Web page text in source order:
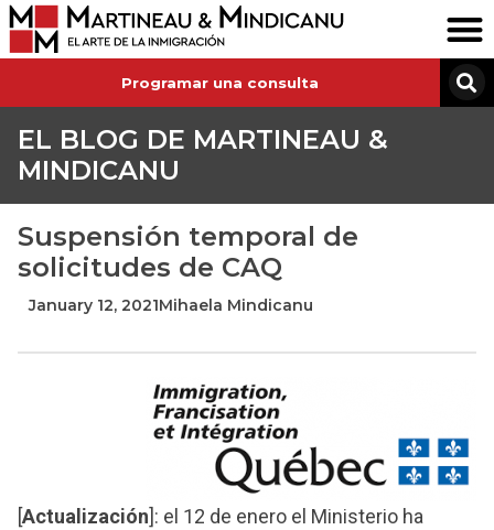
Programar una consulta
EL BLOG DE MARTINEAU &
MINDICANU
Suspensión temporal de
solicitudes de CAQ
January 12, 2021Mihaela Mindicanu
[Actualización]: el 12 de enero el Ministerio ha